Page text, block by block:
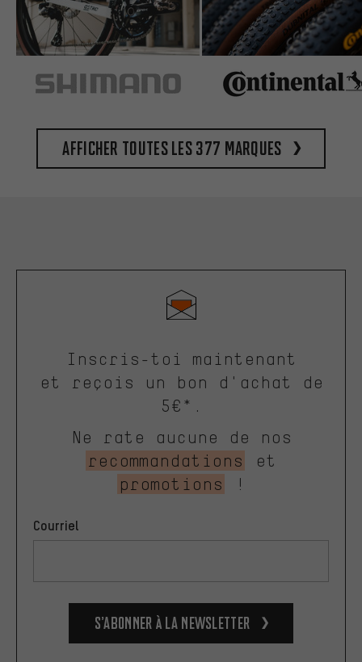
Afficher toutes les 377 marques
Inscris-toi maintenant
et reçois un bon d'achat de
5€*.
Ne rate aucune de nos
recommandations
et
promotions
!
Courriel
S’abonner à la newsletter